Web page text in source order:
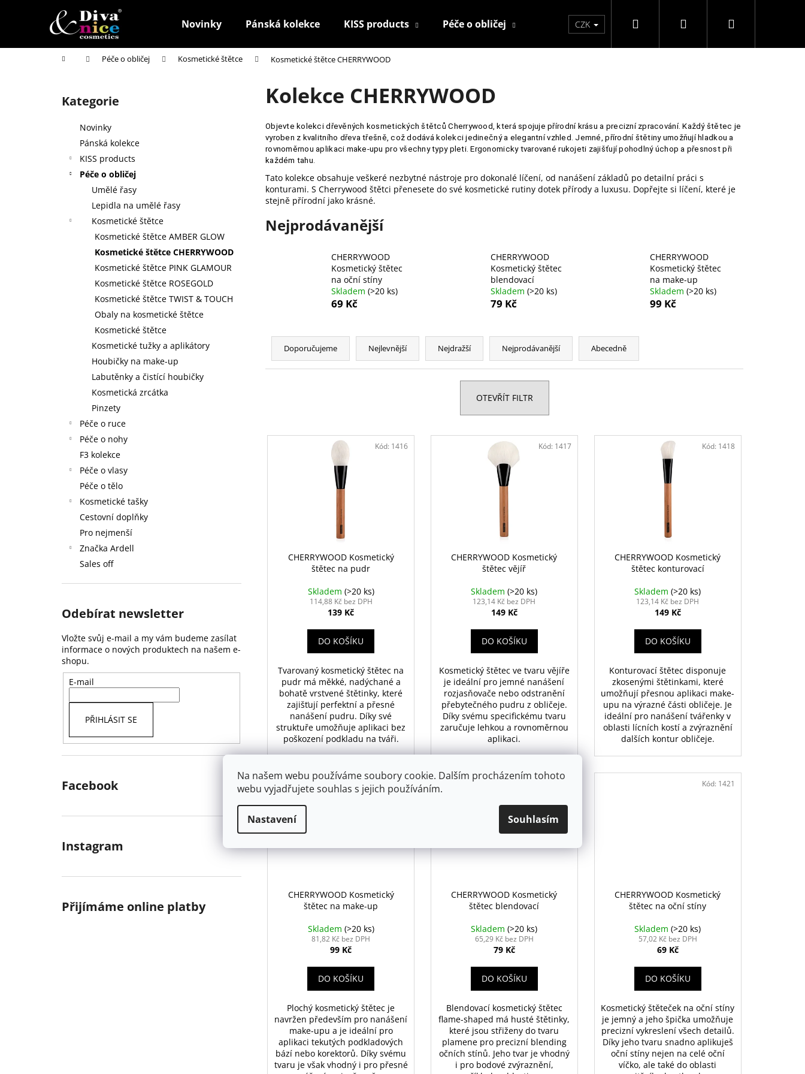
Na našem webu používáme soubory cookie. Dalším procházením tohoto
webu vyjadřujete souhlas s jejich používáním.
Nastavení Souhlasím
Novinky Pánská kolekce KISS products Péče o obličej Péče o ruce Péče o nohy F3 kolekce
CZK Hledat PřihlášeníNákupní
Domů Péče o obličej Kosmetické štětce Kosmetické štětce CHERRYWOOD
Přeskočit
kategorie
Kategorie
Novinky
Pánská kolekce
KISS products
Péče o obličej
Umělé řasy
Lepidla na umělé řasy
Kosmetické štětce
Kosmetické štětce AMBER GLOW
Kosmetické štětce CHERRYWOOD
Kosmetické štětce PINK GLAMOUR
Kosmetické štětce ROSEGOLD
Kosmetické štětce TWIST & TOUCH
Obaly na kosmetické štětce
Kosmetické štětce
Kosmetické tužky a aplikátory
Houbičky na make-up
Labutěnky a čistící houbičky
Kosmetická zrcátka
Pinzety
Péče o ruce
Péče o nohy
F3 kolekce
Péče o vlasy
Péče o tělo
Kosmetické tašky
Cestovní doplňky
Pro nejmenší
Značka Ardell
Sales off
Odebírat newsletter
Vložte svůj e-mail a my vám budeme zasílat
informace o nových produktech na našem e-
shopu.
E-mail
PŘIHLÁSIT SE
Facebook
Instagram
Přijímáme online platby
Kolekce CHERRYWOOD
Objevte kolekci dřevěných kosmetických štětců Cherrywood, která spojuje přírodní krásu a precizní zpracování. Každý štětec je
vyroben z kvalitního dřeva třešně, což dodává kolekci jedinečný a elegantní vzhled. Jemné, přírodní štětiny umožňují hladkou a
rovnoměrnou aplikaci make-upu pro všechny typy pleti. Ergonomicky tvarované rukojeti zajišťují pohodlný úchop a přesnost při
každém tahu.
Tato kolekce obsahuje veškeré nezbytné nástroje pro dokonalé líčení, od nanášení základů po detailní práci s
konturami. S Cherrywood štětci přenesete do své kosmetické rutiny dotek přírody a luxusu. Dopřejte si líčení, které je
stejně přírodní jako krásné.
Nejprodávanější
CHERRYWOOD
Kosmetický štětec
na oční stíny
Skladem (>20 ks)
69 Kč
CHERRYWOOD
Kosmetický štětec
blendovací
Skladem (>20 ks)
79 Kč
CHERRYWOOD
Kosmetický štětec
na make-up
Skladem (>20 ks)
99 Kč
Ř
z
Doporučujeme Nejlevnější Nejdražší Nejprodávanější Abecedně
OTEVŘÍT FILTR
V
CHERRYWOOD Kosmetický
štětec na pudr
Skladem (>20 ks)
114,88 Kč bez DPH
139 Kč
DO KOŠÍKU
Tvarovaný kosmetický štětec na
pudr má měkké, nadýchané a
bohatě vrstvené štětinky, které
zajišťují perfektní a přesné
nanášení pudru. Díky své
struktuře umožňuje aplikaci bez
poškození podkladu na tváři.
Kód: 1416
CHERRYWOOD Kosmetický
štětec vějíř
Skladem(>20 ks)
123,14 Kč bez DPH
149 Kč
DO KOŠÍKU
Kosmetický štětec ve tvaru vějíře
je ideální pro jemné nanášení
rozjasňovače nebo odstranění
přebytečného pudru z obličeje.
Díky svému specifickému tvaru
zaručuje lehkou a rovnoměrnou
aplikaci.
Kód: 1417
CHERRYWOOD Kosmetický
štětec konturovací
Skladem(>20 ks)
123,14 Kč bez DPH
149 Kč
DO KOŠÍKU
Konturovací štětec disponuje
zkosenými štětinkami, které
umožňují přesnou aplikaci make-
upu na výrazné části obličeje. Je
ideální pro nanášení tvářenky v
oblasti lícních kostí a zvýraznění
dalších kontur obličeje.
Kód: 1418
CHERRYWOOD Kosmetický
štětec na make-up
Skladem (>20 ks)
81,82 Kč bez DPH
99 Kč
DO KOŠÍKU
Plochý kosmetický štětec je
navržen především pro nanášení
make-upu a je ideální pro
aplikaci tekutých podkladových
bází nebo korektorů. Díky svému
tvaru je však vhodný i pro přesné
Kód: 1419
CHERRYWOOD Kosmetický
štětec blendovací
Skladem(>20 ks)
65,29 Kč bez DPH
79 Kč
DO KOŠÍKU
Blendovací kosmetický štětec
flame-shaped má husté štětinky,
které jsou střiženy do tvaru
plamene pro precizní blending
očních stínů. Jeho tvar je vhodný
i pro bodové zvýraznění,
CHERRYWOOD Kosmetický
štětec na oční stíny
Skladem(>20 ks)
57,02 Kč bez DPH
69 Kč
DO KOŠÍKU
Kosmetický štěteček na oční stíny
je jemný a jeho špička umožňuje
precizní vykreslení všech detailů.
Díky jeho tvaru snadno aplikuješ
oční stíny nejen na celé oční
víčko, ale také do oblasti
Kód: 1421
í
Zpět
do
Zpět
do
Co potřebujete najít?
Doporučujeme
HOUBIČKA NA MAKE-UP, KULATÁ
KONTUROVACÍ TUŽKA NA OČI
VYSOUVACÍ S OŘEZÁVÁTKEM 01 ČERNÁ
NALEPOVACÍ UMĚLÉ NEHTY FM GIRLS +
LEPIDLO, Č.3